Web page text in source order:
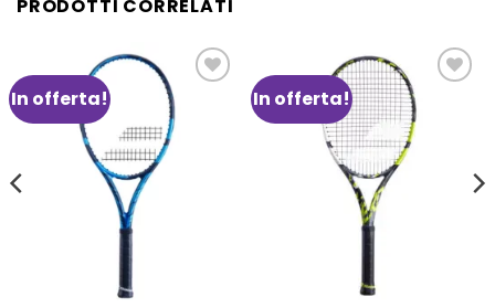
PRODOTTI CORRELATI
In offerta!
Aggiungi
alla lista
desideri
In offerta!
Aggiungi
alla lista
desideri